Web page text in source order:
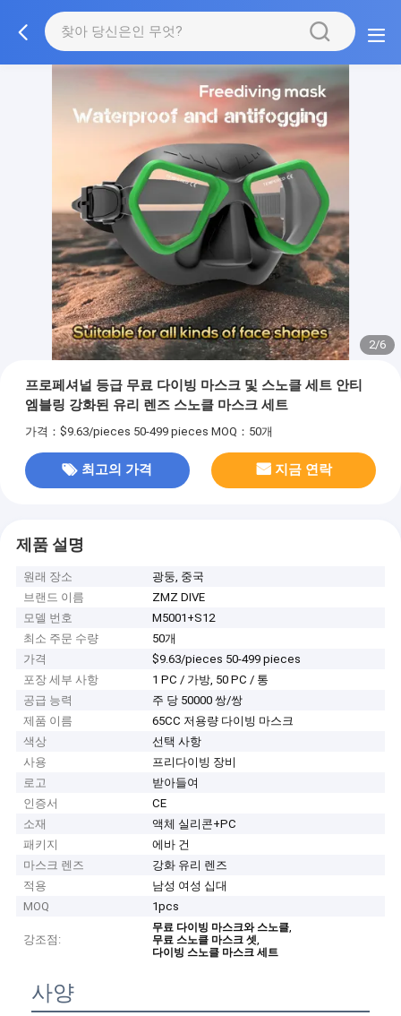
2/6
프로페셔널 등급 무료 다이빙 마스크 및 스노클 세트 안티
엠블링 강화된 유리 렌즈 스노클 마스크 세트
가격：$9.63/pieces 50-499 pieces MOQ：50개
최고의 가격 지금 연락
제품 설명
원래 장소
광둥, 중국
브랜드 이름
ZMZ DIVE
모델 번호
M5001+S12
최소 주문 수량
50개
가격
$9.63/pieces 50-499 pieces
포장 세부 사항
1 PC / 가방, 50 PC / 통
공급 능력
주 당 50000 쌍/쌍
제품 이름
65CC 저용량 다이빙 마스크
색상
선택 사항
사용
프리다이빙 장비
로고
받아들여
인증서
CE
소재
액체 실리콘+PC
패키지
에바 건
마스크 렌즈
강화 유리 렌즈
적용
남성 여성 십대
MOQ
1pcs
강조점:
무료 다이빙 마스크와 스노클,
무료 스노클 마스크 셋,
다이빙 스노클 마스크 세트
사양